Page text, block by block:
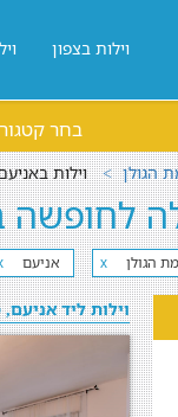
וילות בצפון
בחר
הגולן וילות
x הגולן אניעם
וילות ליד